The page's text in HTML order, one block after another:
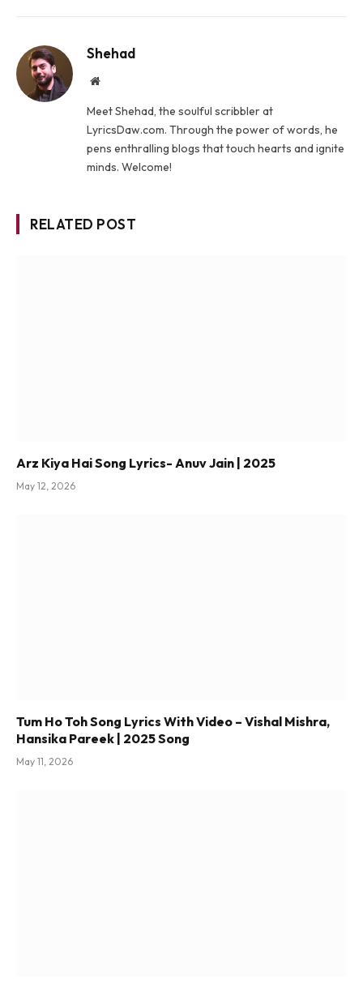
Shehad
Website
Meet Shehad, the soulful scribbler at
LyricsDaw.com. Through the power of words, he
pens enthralling blogs that touch hearts and ignite
minds. Welcome!
RELATED POST
Arz Kiya Hai Song Lyrics- Anuv Jain | 2025
May 12, 2026
Tum Ho Toh Song Lyrics With Video – Vishal Mishra,
Hansika Pareek | 2025 Song
May 11, 2026